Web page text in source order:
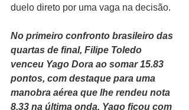
duelo direto por uma vaga na decisão.
No primeiro confronto brasileiro das
quartas de final, Filipe Toledo
venceu Yago Dora ao somar 15.83
pontos, com destaque para uma
manobra aérea que lhe rendeu nota
8.33 na última onda. Yago ficou com